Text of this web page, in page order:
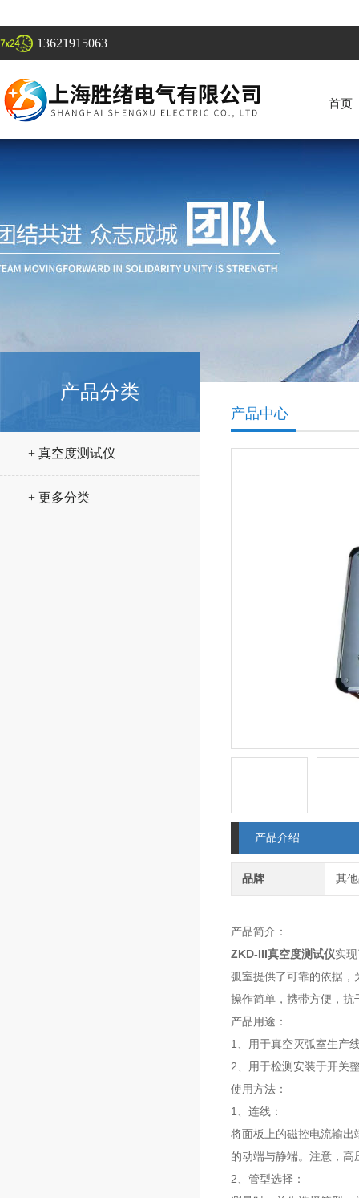
13621915063
首页
产品分类
+ 真空度测试仪
+ 更多分类
产品中心
产品介绍
品牌 其
产品简介：
ZKD-III真空度测试仪实
弧室提供了可靠的依据
操作简单，携带方便，抗
产品用途：
1、用于真空灭弧室生产
2、用于检测安装于开关
使用方法：
1、连线：
将面板上的磁控电流输
的动端与静端。注意，
2、管型选择：